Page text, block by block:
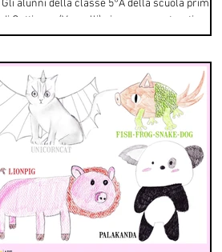
Gli alunni della classe 5°A della scuola primaria
di Gattinara (Vercelli) si sono avventurati
nell'impresa del remake: le due opere...